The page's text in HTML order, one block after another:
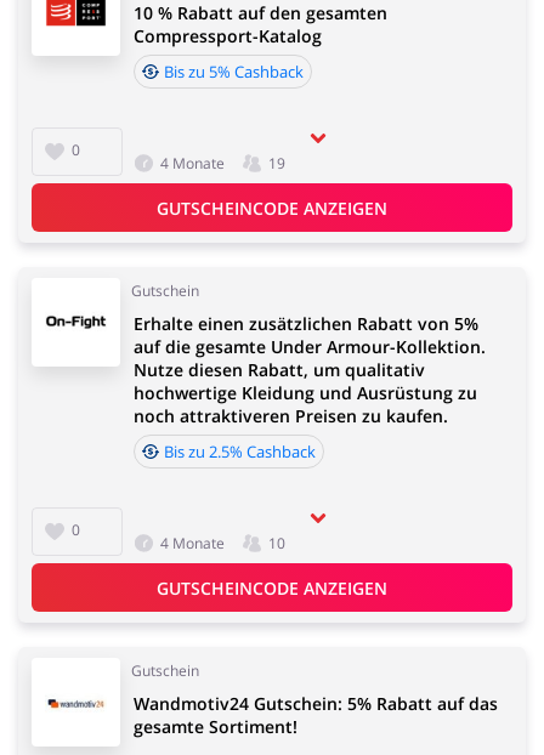
0
10 % Rabatt auf den gesamten
Compressport-Katalog
Bis zu 5% Cashback
4 Monate 19
GUTSCHEINCODE ANZEIGEN
Gutschein
0
Erhalte einen zusätzlichen Rabatt von 5%
auf die gesamte Under Armour-Kollektion.
Nutze diesen Rabatt, um qualitativ
hochwertige Kleidung und Ausrüstung zu
noch attraktiveren Preisen zu kaufen.
Bis zu 2.5% Cashback
4 Monate 10
GUTSCHEINCODE ANZEIGEN
Gutschein
Wandmotiv24 Gutschein: 5% Rabatt auf das
gesamte Sortiment!